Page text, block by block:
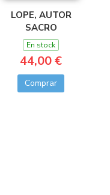
LOPE, AUTOR
SACRO
En stock
44,00 €
Comprar